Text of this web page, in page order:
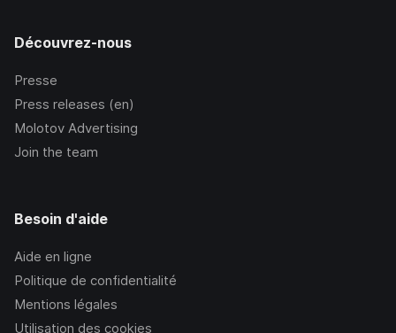
Découvrez-nous
Presse
Press releases (en)
Molotov Advertising
Join the team
Besoin d'aide
Aide en ligne
Politique de confidentialité
Mentions légales
Utilisation des cookies